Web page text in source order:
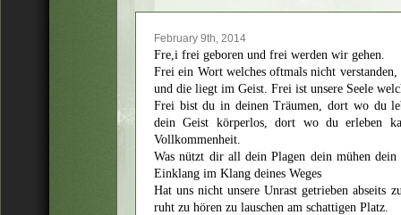
February 9th, 2014
Fre,i frei geboren und frei werden wir gehen.
Frei ein Wort welches oftmals nicht
und die liegt im Geist. Frei ist unsere Seele
Frei bist du in deinen Träumen, dort wo du
dein Geist körperlos, dort wo du erleben
Vollkommenheit.
Was nützt dir all dein Plagen dein mühen
Einklang im Klang deines Weges
Hat uns nicht unsere Unrast getrieben abseits
ruht zu hören zu lauschen am schattigen Platz.